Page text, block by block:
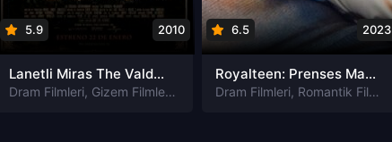
5.9 2010
Lanetli Miras The Valdemar Legacy izle
Dram Filmleri, Gizem Filmleri , Korku Filmleri
6.5 2023
Royalteen: Prenses Margrethe izle
Dram Filmleri, Romantik Filmleri